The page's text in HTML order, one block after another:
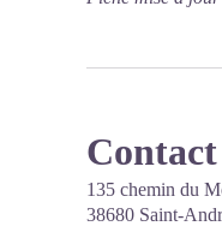
Contact
135 chemin du
38680 Saint-